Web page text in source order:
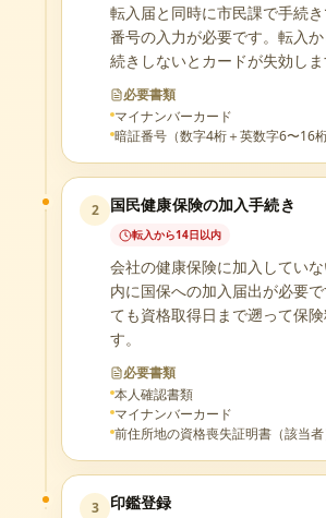
転入届と同時に市民課で手続
番号の入力が必要です。転入
続きしないとカードが失効しま
必要書類
マイナンバーカード
暗証番号（数字4桁＋英数字6〜16桁
2 国民健康保険の加入手続き
転入から14日以内
会社の健康保険に加入してい
内に国保への加入届出が必要
ても資格取得日まで遡って保
す。
必要書類
本人確認書類
マイナンバーカード
前住所地の資格喪失証明書（該当者
3 印鑑登録